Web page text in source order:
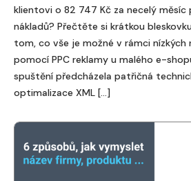
klientovi o 82 747 Kč za necelý měsíc
nákladů? Přečtěte si krátkou
tom, co vše je možné v rámci nízkých
pomocí PPC reklamy u malého e-
spuštění předcházela patřičná
optimalizace XML […]